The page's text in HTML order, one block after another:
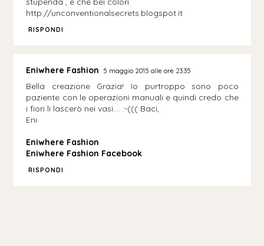
http://unconventionalsecrets.blogspot.it
RISPONDI
Eniwhere Fashion 5 maggio 2015 alle ore 23:35
Bella creazione Grazia! Io purtroppo sono poco
paziente con le operazioni manuali e quindi credo che
i fiori li lascerò nei vasi.... :-((( Baci,
Eni
Eniwhere Fashion
Eniwhere Fashion Facebook
RISPONDI